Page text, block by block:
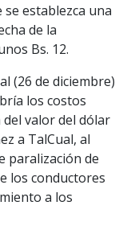
establezca una
de la
Bs. 12.
(26 de diciembre)
los costos
valor del dólar
a TalCual, al
paralización de
los conductores
a los